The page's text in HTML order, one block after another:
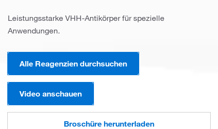
Leistungsstarke VHH-Antikörper für spezielle
Anwendungen.
Alle Reagenzien durchsuchen
Video anschauen
Broschüre herunterladen